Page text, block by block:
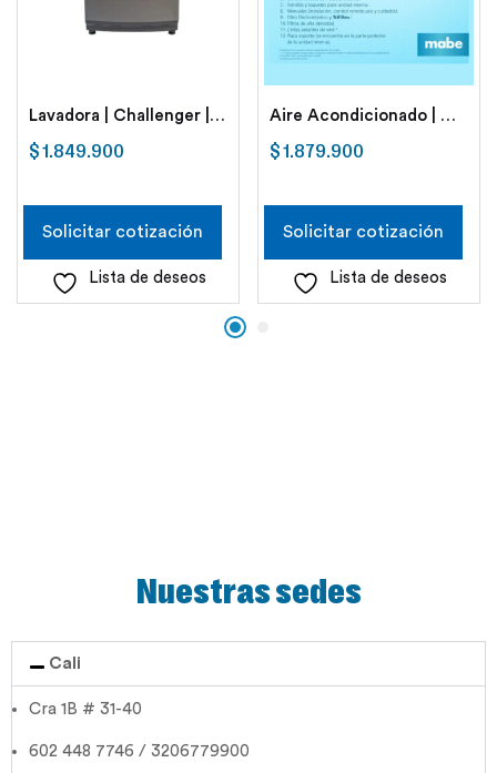
Lavadora | Challenger | 15Kg | Carga Superior
$1.849.900
Solicitar cotización
Lista de deseos
Aire Acondicionado | Mini split 12000 Btu 220 V | Midea
$1.879.900
Solicitar cotización
Lista de deseos
Nuestras sedes
Cali
Cra 1B # 31-40
602 448 7746 / 3206779900